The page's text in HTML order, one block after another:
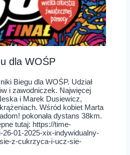
dla WOŚP
Biegu dla WOŚP. Udział
i zawodniczek. Najwięcej
i Marek Dusiewicz,
Wśród kobiet Marta
pokonała dystans 38km.
tutaj: https://time-
01-2025-xix-indywidualny-
z-cukrzyca-i-ucz-sie-